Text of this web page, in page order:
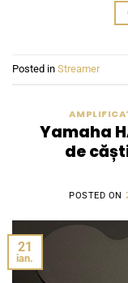
Posted in Streamer
Yamaha
de
POSTED ON
21
ian.